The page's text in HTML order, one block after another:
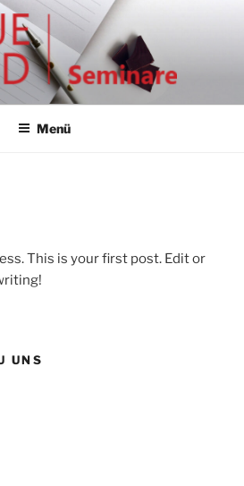
| SEMINARE
klar, kreativ.
Menü
This is your first post. Edit or
UNS